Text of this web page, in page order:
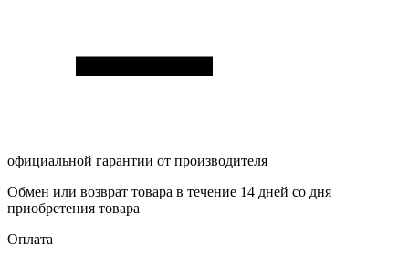
официальной гарантии от производителя
Обмен или возврат товара в течение 14 дней со дня
приобретения товара
Оплата